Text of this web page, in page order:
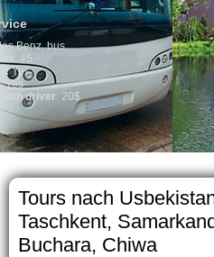
Tours nach
Taschkent,
Buchara, Chiwa